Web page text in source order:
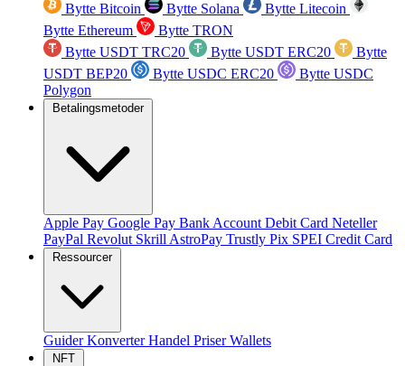
Bytte Bitcoin Bytte Solana
Bytte Litecoin
Bytte Ethereum
Bytte TRON
Bytte USDT TRC20
Bytte USDT ERC20
Bytte
USDT BEP20
Bytte USDC ERC20
Bytte USDC
Polygon
Betalingsmetoder
Apple Pay Google Pay Bank Account Debit Card Neteller
PayPal Revolut Skrill AstroPay Trustly Pix SPEI Credit Card
Ressourcer
GuiderKonverterHandel PriserWallets
NFT